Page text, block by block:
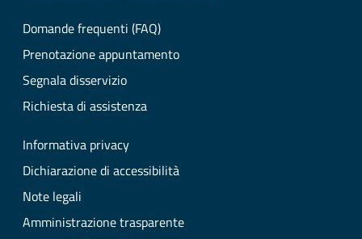
Domande frequenti (FAQ)
Prenotazione appuntamento
Segnala disservizio
Richiesta di assistenza
Informativa privacy
Dichiarazione di accessibilità
Note legali
Amministrazione trasparente